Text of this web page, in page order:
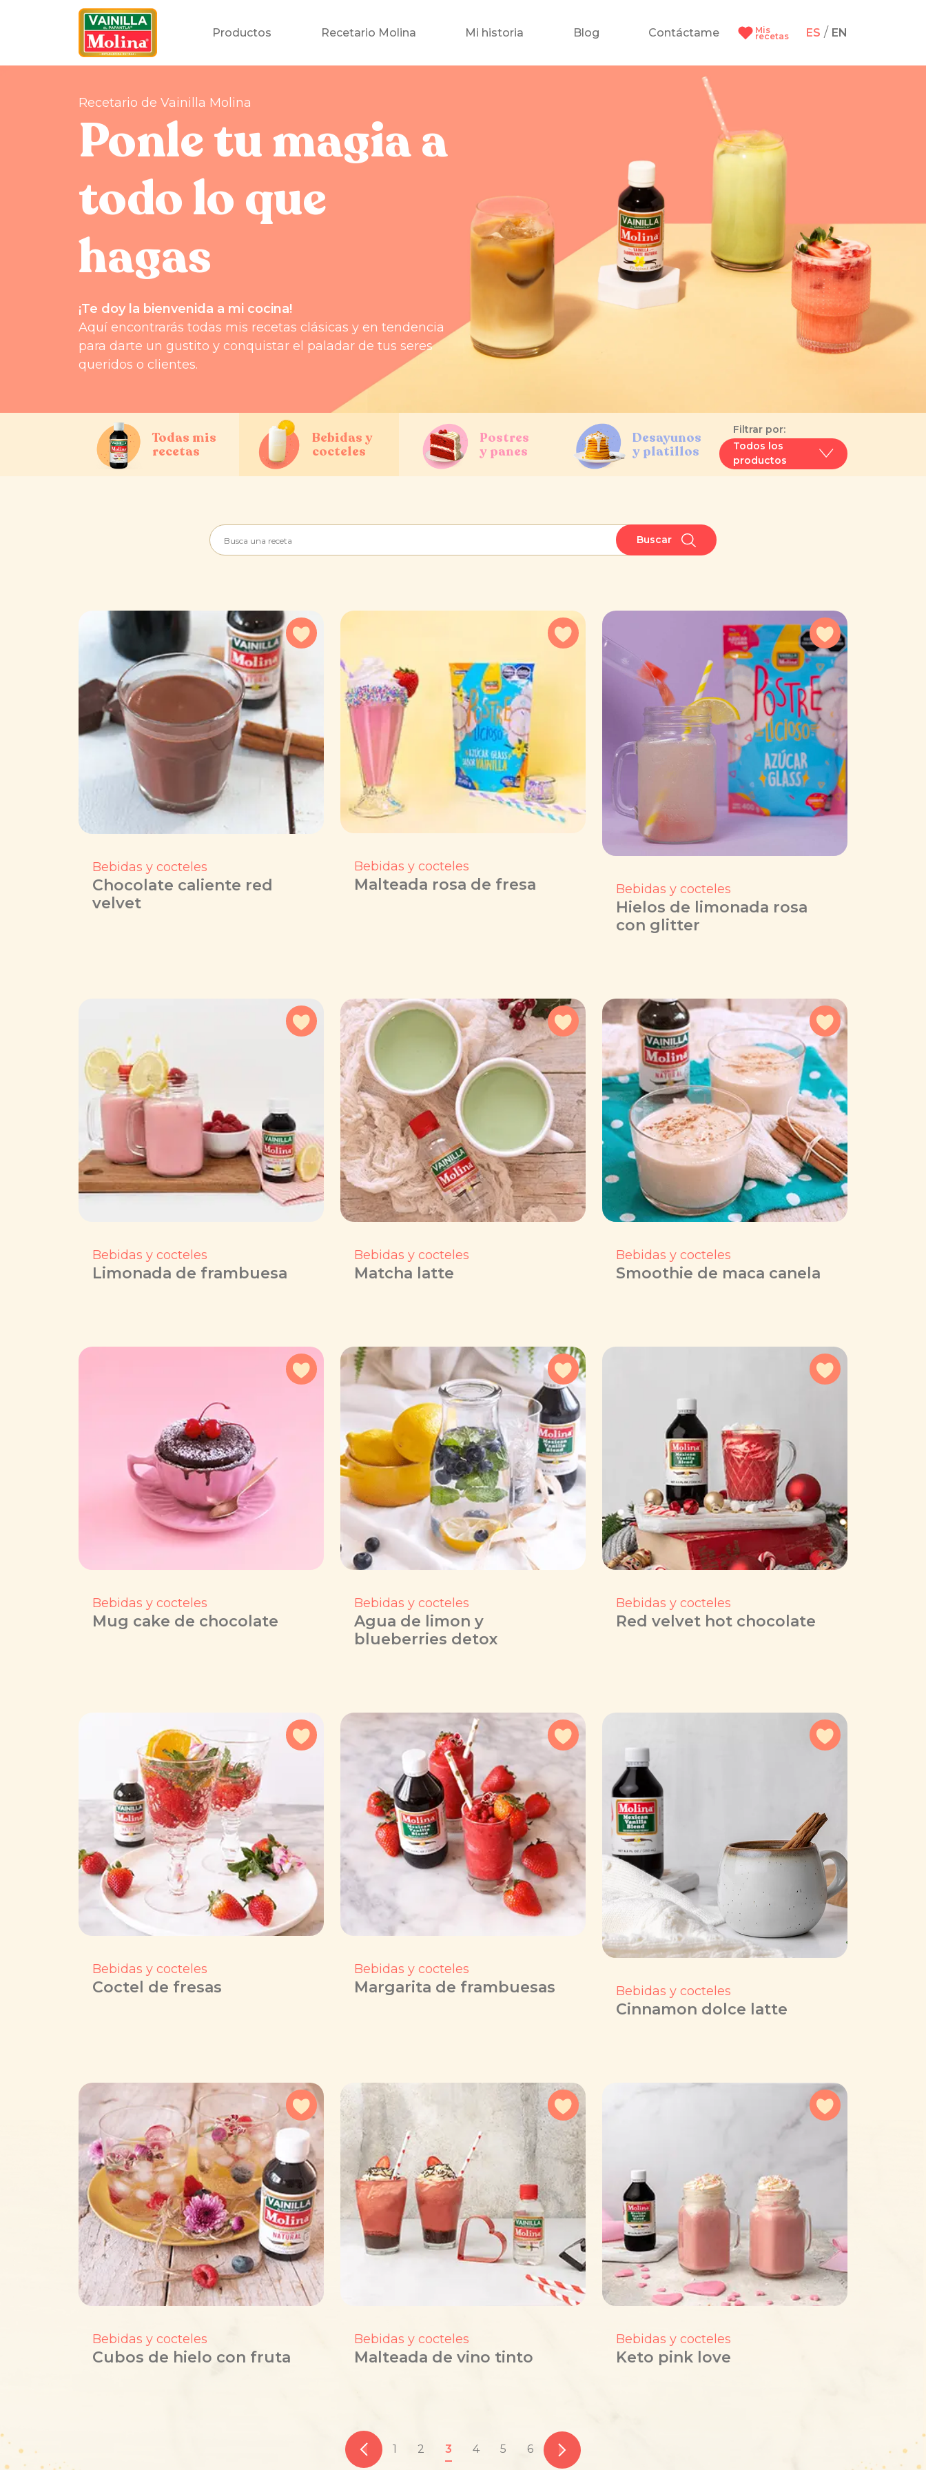
ES / EN
Mis
recetas
Productos Recetario Molina Mi historia Blog Contáctame
Recetario de Vainilla Molina
Ponle tu magia a
todo lo que
hagas
¡Te doy la bienvenida a mi cocina!
Aquí encontrarás todas mis recetas clásicas y en tendencia
para darte un gustito y conquistar el paladar de tus seres
queridos o clientes.
Todas mis
recetas
Bebidas y
cocteles
Postres
y panes
Desayunos
y platillos
Filtrar por:
Todos los
productos
Buscar
Bebidas y cocteles
Chocolate caliente red
velvet
Bebidas y cocteles
Malteada rosa de fresa Bebidas y cocteles
Hielos de limonada rosa
con glitter
Agregar a
Bebidas y cocteles
Limonada de frambuesa
Agregar a favoritos
Bebidas y cocteles
Matcha latte
Agregar a favoritos
Bebidas y cocteles
Smoothie de maca canela
Agregar a
Bebidas y cocteles
Mug cake de chocolate
Agregar a favoritos
Bebidas y cocteles
Agua de limon y
blueberries detox
Agregar a favoritos
Bebidas y cocteles
Red velvet hot chocolate
Bebidas y cocteles
Coctel de fresas
Bebidas y cocteles
Margarita de frambuesas Bebidas y cocteles
Cinnamon dolce latte
Bebidas y cocteles
Cubos de hielo con fruta
Agregar a favoritos
Bebidas y cocteles
Malteada de vino tinto
Bebidas y cocteles
Keto pink love
1 2 3 4 5 6